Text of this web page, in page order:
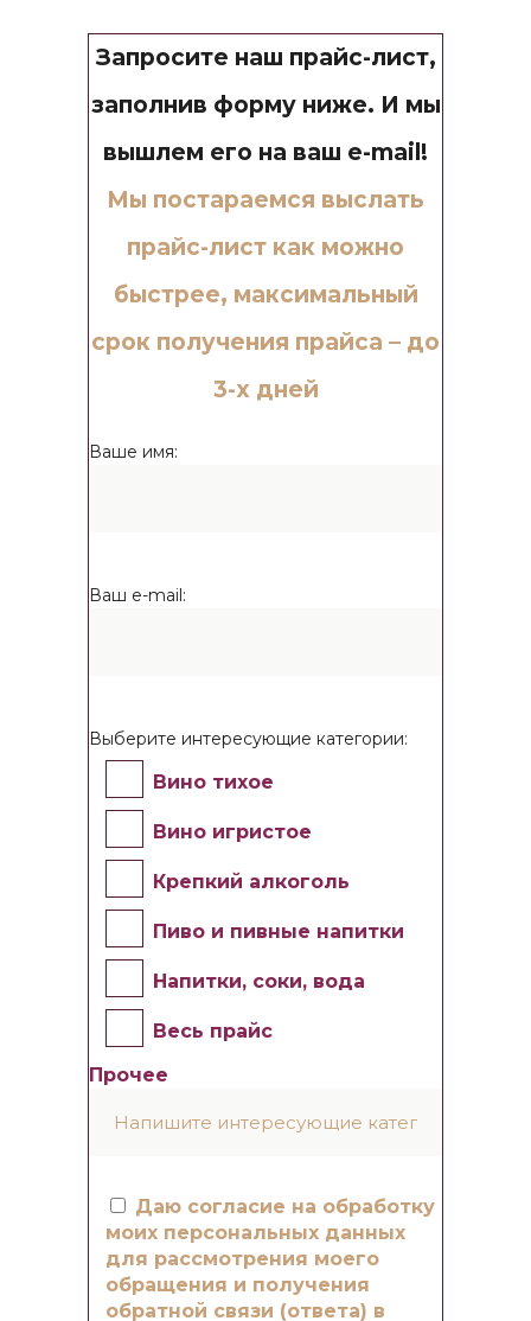
Запросите наш прайс-лист,
заполнив форму ниже. И мы
вышлем его на ваш e-mail!
Мы постараемся выслать
прайс-лист как можно
быстрее, максимальный
срок получения прайса – до
3-х дней
Ваше имя:
Ваш e-mail:
Выберите интересующие категории:
Вино тихое
Вино игристое
Крепкий алкоголь
Пиво и пивные напитки
Напитки, соки, вода
Весь прайс
Прочее
Даю согласие на обработку
моих персональных данных
для рассмотрения моего
обращения и получения
обратной связи (ответа) в